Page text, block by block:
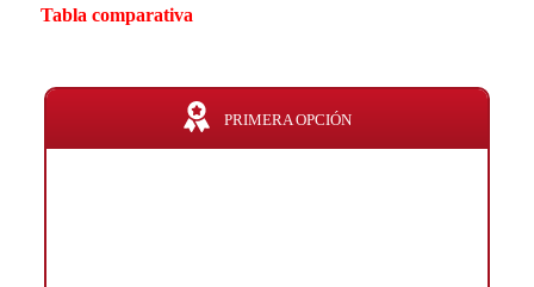
Tabla comparativa
PRIMERA OPCIÓN